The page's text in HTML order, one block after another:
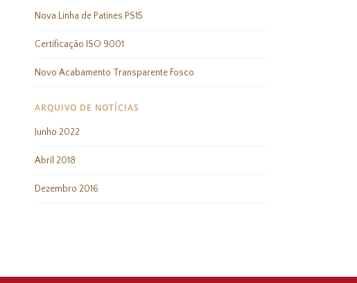
Nova Linha de Patines PS15
Certificação ISO 9001
Novo Acabamento Transparente Fosco
ARQUIVO DE NOTÍCIAS
Junho 2022
Abril 2018
Dezembro 2016